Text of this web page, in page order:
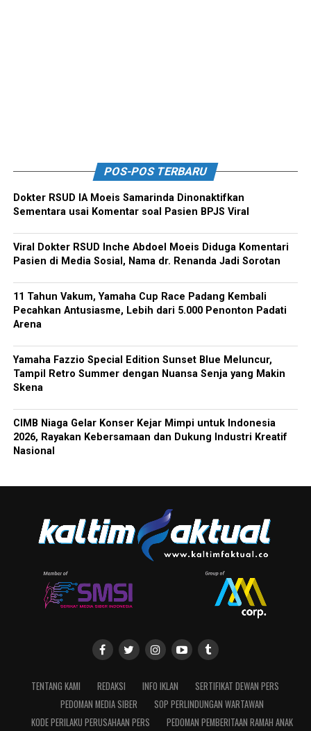
POS-POS TERBARU
Dokter RSUD IA Moeis Samarinda Dinonaktifkan
Sementara usai Komentar soal Pasien BPJS Viral
Viral Dokter RSUD Inche Abdoel Moeis Diduga Komentari
Pasien di Media Sosial, Nama dr. Renanda Jadi Sorotan
11 Tahun Vakum, Yamaha Cup Race Padang Kembali
Pecahkan Antusiasme, Lebih dari 5.000 Penonton Padati
Arena
Yamaha Fazzio Special Edition Sunset Blue Meluncur,
Tampil Retro Summer dengan Nuansa Senja yang Makin
Skena
CIMB Niaga Gelar Konser Kejar Mimpi untuk Indonesia
2026, Rayakan Kebersamaan dan Dukung Industri Kreatif
Nasional
TENTANG KAMI REDAKSI INFO IKLAN
SERTIFIKAT DEWAN PERS
PEDOMAN MEDIA SIBER
SOP PERLINDUNGAN WARTAWAN
KODE PERILAKU PERUSAHAAN PERS
PEDOMAN PEMBERITAAN RAMAH ANAK